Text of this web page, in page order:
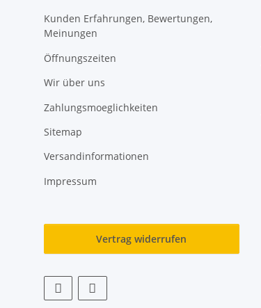
Kunden Erfahrungen, Bewertungen,
Meinungen
Öffnungszeiten
Wir über uns
Zahlungsmoeglichkeiten
Sitemap
Versandinformationen
Impressum
Vertrag widerrufen